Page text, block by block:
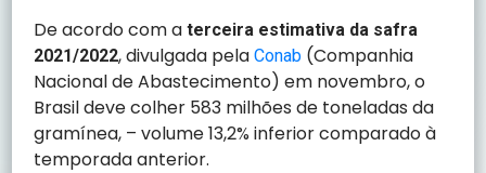
De acordo com aterceira estimativa da safra
2021/2022, divulgada pelaConab (Companhia
Nacional de Abastecimento) em novembro, o
Brasil deve colher 583 milhões de toneladas da
gramínea, – volume 13,2% inferior comparado à
temporada anterior.